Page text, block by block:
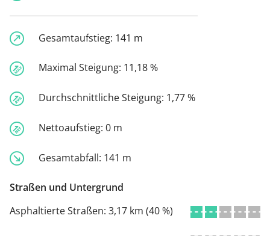
Gesamtaufstieg: 141 m
Maximal Steigung: 11,18 %
Durchschnittliche Steigung: 1,77 %
Nettoaufstieg: 0 m
Gesamtabfall: 141 m
Straßen und Untergrund
Asphaltierte Straßen: 3,17 km (40 %)